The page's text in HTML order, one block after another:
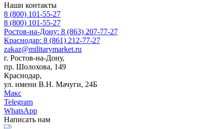
Наши контакты
8 (800) 101-55-27
8 (800) 101-55-27
Ростов-на-Дону: 8 (863) 207-77-27
Краснодар: 8 (861) 212-77-27
zakaz@militarymarket.ru
г. Ростов-на-Дону,
пр. Шолохова, 149
Краснодар,
ул. имени В.Н. Мачуги, 24Б
Макс
Telegram
WhatsApp
Написать нам